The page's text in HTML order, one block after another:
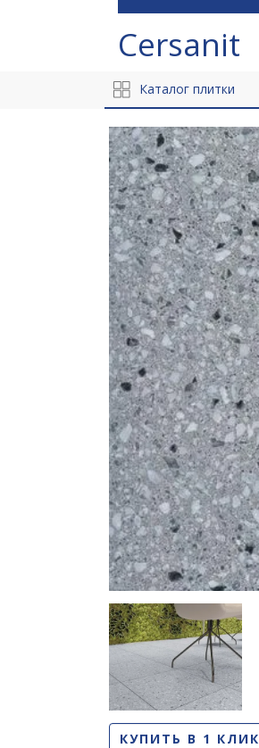
Cersanit
Каталог плитки
КУПИТЬ В 1 КЛИК